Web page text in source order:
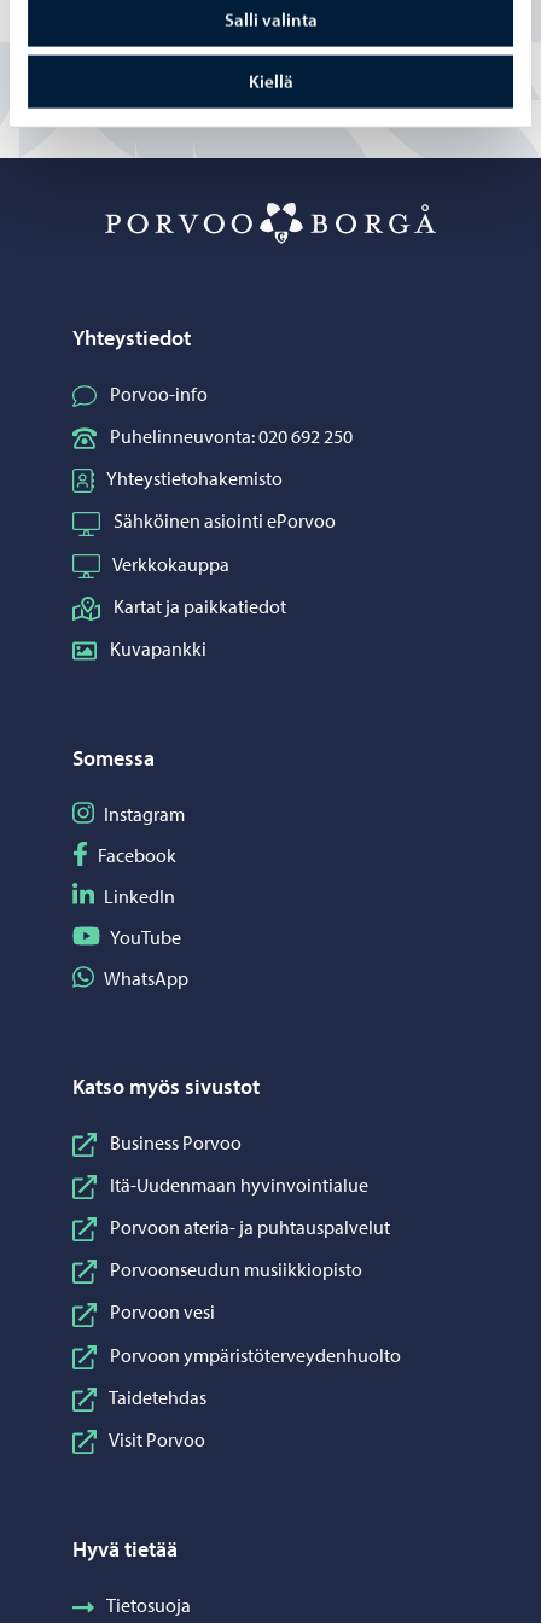
Salli valinta
Kiellä
En
Yhteystiedot
Porvoo-info
Puhelinneuvonta: 020 692 250
Yhteystietohakemisto
Sähköinen asiointi ePorvoo
Verkkokauppa
Kartat ja paikkatiedot
Kuvapankki
Somessa
Seuraa Instagram
Instagram
Seuraa Facebook
Facebook
Seuraa LinkedIn
LinkedIn
Seuraa YouTube
YouTube
Jaa WhatsApp
WhatsApp
Katso myös sivustot
Business Porvoo
Itä-Uudenmaan hyvinvointialue
Porvoon ateria- ja puhtauspalvelut
Porvoonseudun musiikkiopisto
Porvoon vesi
Porvoon ympäristöterveydenhuolto
Taidetehdas
Visit Porvoo
Hyvä tietää
Tietosuoja